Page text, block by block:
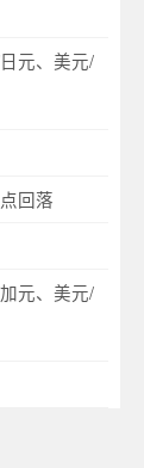
元、美元/
回落
元、美元/